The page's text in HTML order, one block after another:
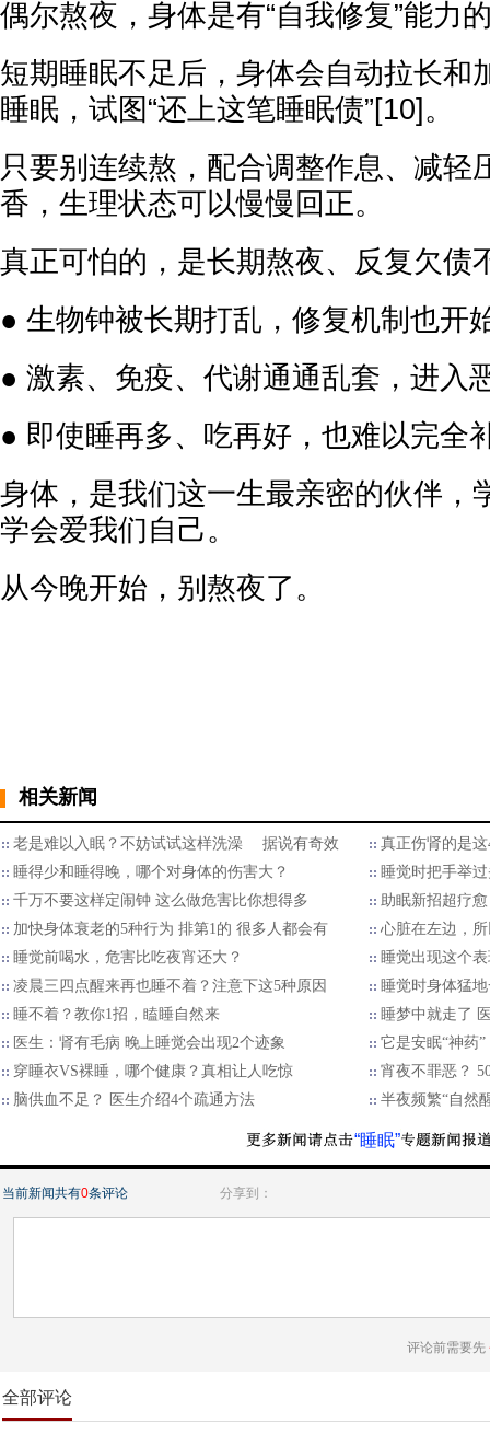
偶尔熬夜，身体是有“自我修复”能力
短期睡眠不足后，身体会自动拉长和
睡眠，试图“还上这笔睡眠债”[10]。
只要别连续熬，配合调整作息、减轻
香，生理状态可以慢慢回正。
真正可怕的，是长期熬夜、反复欠债
● 生物钟被长期打乱，修复机制也开
● 激素、免疫、代谢通通乱套，进入
● 即使睡再多、吃再好，也难以完全
身体，是我们这一生最亲密的伙伴，
学会爱我们自己。
从今晚开始，别熬夜了。
相关新闻
老是难以入眠？不妨试试这样洗澡 据说有奇效
真正伤肾的是
睡得少和睡得晚，哪个对身体的伤害大？
睡觉时把手举
千万不要这样定闹钟 这么做危害比你想得多
助眠新招超疗
加快身体衰老的5种行为 排第1的 很多人都会有
心脏在左边，
睡觉前喝水，危害比吃夜宵还大？
睡觉出现这个
凌晨三四点醒来再也睡不着？注意下这5种原因
睡觉时身体猛
睡不着？教你1招，瞌睡自然来
睡梦中就走了
医生：肾有毛病 晚上睡觉会出现2个迹象
它是安眠“神药
穿睡衣VS裸睡，哪个健康？真相让人吃惊
宵夜不罪恶？
脑供血不足？ 医生介绍4个疏通方法
半夜频繁“自然
“睡眠”
当前新闻共有0条评论 分享到：
评论前需要先
全部评论